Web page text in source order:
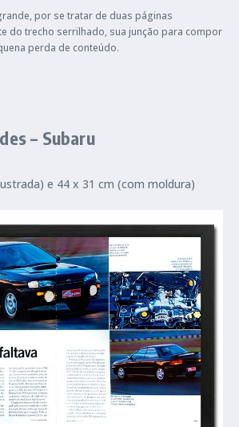
por se tratar de duas páginas
do trecho serrilhado, sua junção para compor
perda de conteúdo.
– Subaru
e 44 x 31 cm (com moldura)